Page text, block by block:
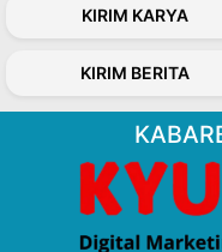
KIRIM KARYA
KIRIM BERITA